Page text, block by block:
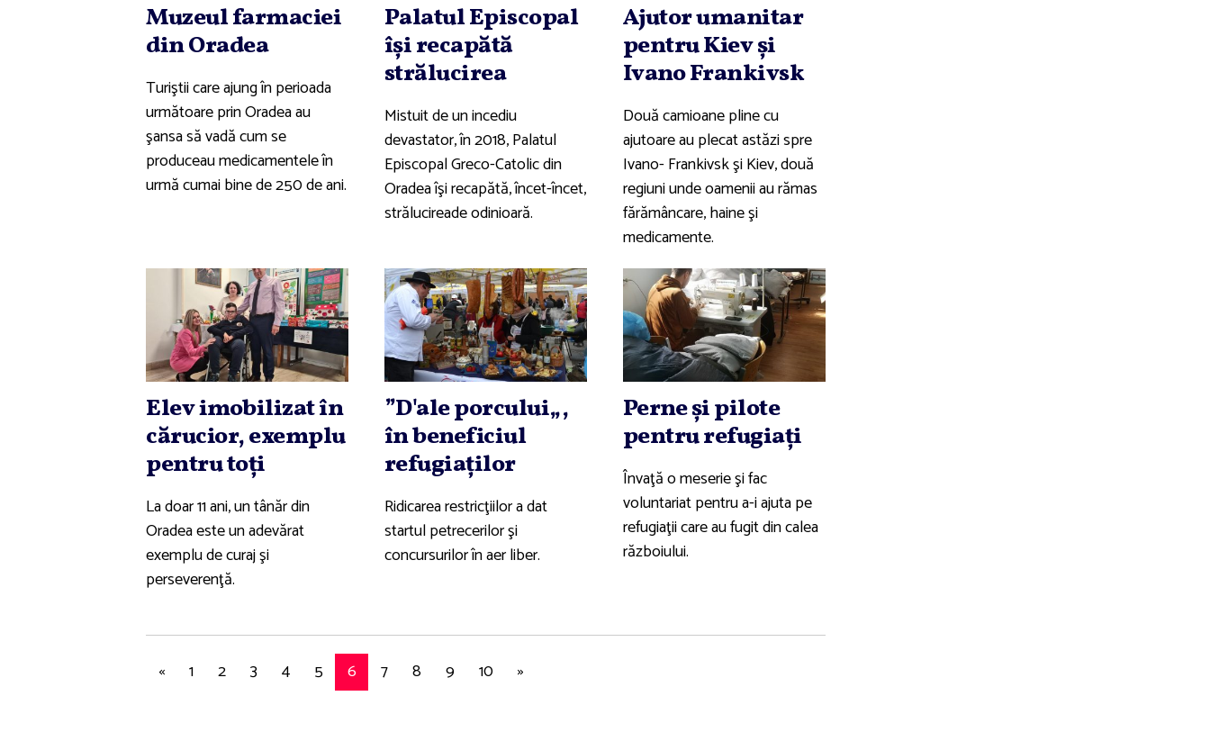
Muzeul farmaciei
din Oradea
Turiştii care ajung în perioada
următoare prin Oradea au
şansa să vadă cum se
produceau medicamentele în
urmă cumai bine de 250 de ani.
Palatul Episcopal
îşi recapătă
strălucirea
Mistuit de un incediu
devastator, în 2018, Palatul
Episcopal Greco-Catolic din
Oradea îşi recapătă, încet-încet,
strălucireade odinioară.
Ajutor umanitar
pentru Kiev şi
Ivano Frankivsk
Două camioane pline cu
ajutoare au plecat astăzi spre
Ivano- Frankivsk şi Kiev, două
regiuni unde oamenii au rămas
fărămâncare, haine şi
medicamente.
Elev imobilizat în
cărucior, exemplu
pentru toţi
La doar 11 ani, un tânăr din
Oradea este un adevărat
exemplu de curaj şi
perseverenţă.
”D'ale porcului„,
în beneficiul
refugiaţilor
Ridicarea restricţiilor a dat
startul petrecerilor şi
concursurilor în aer liber.
Perne şi pilote
pentru refugiaţi
Învaţă o meserie şi fac
voluntariat pentru a-i ajuta pe
refugiaţii care au fugit din calea
războiului.
« 1 2 3 4 5 6 7 8 9 10 »